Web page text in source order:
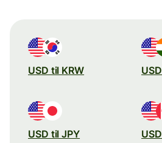
USD til KRW
USD til JPY